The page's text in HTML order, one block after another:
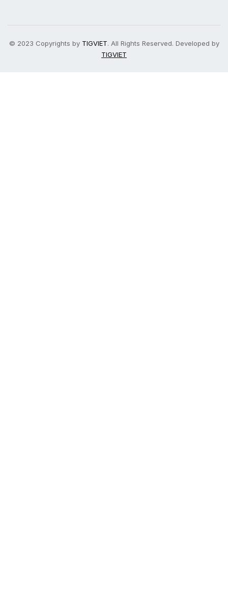
© 2023 Copyrights by TIGVIET. All Rights Reserved. Developed by
TIGVIET